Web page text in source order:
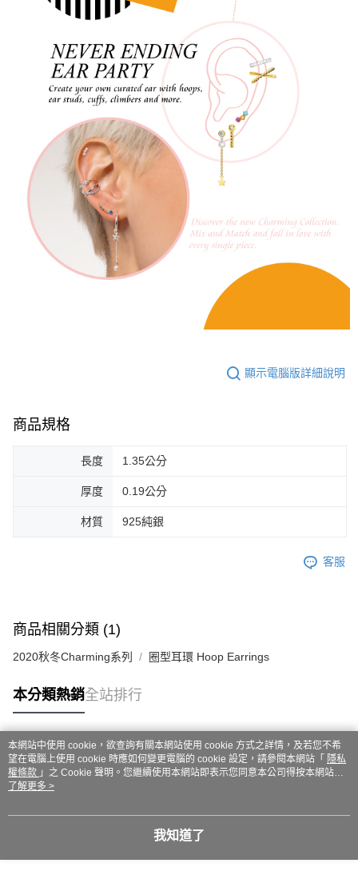
顯示電腦版詳細說明
商品規格
長度 1.35公分
厚度 0.19公分
材質 925純銀
客服
商品相關分類 (1)
2020秋冬Charming系列 圈型耳環 Hoop Earrings
本分類熱銷全站排行
熱門標籤
本網站中使用 cookie，欲查詢有關本網站使用 cookie 方式之詳情，及若您不希
望在電腦上使用 cookie 時應如何變更電腦的 cookie 設定，請參閱本網站「 隱私
權條款 」之 Cookie 聲明。您繼續使用本網站即表示您同意本公司得按本網站使
用條款之 Cookie 聲明使用 cookie。
了解更多 >
我知道了